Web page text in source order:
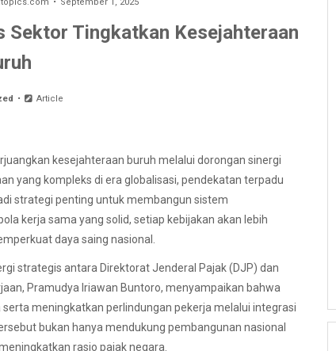
Sektor Tingkatkan Kesejahteraan
Article
kesejahteraan buruh melalui dorongan sinergi
yang kompleks di era globalisasi, pendekatan terpadu
strategi penting untuk membangun sistem
kerja sama yang solid, setiap kebijakan akan lebih
daya saing nasional.
strategis antara Direktorat Jenderal Pajak (DJP) dan
Pramudya Iriawan Buntoro, menyampaikan bahwa
meningkatkan perlindungan pekerja melalui integrasi
bukan hanya mendukung pembangunan nasional
rasio pajak negara.